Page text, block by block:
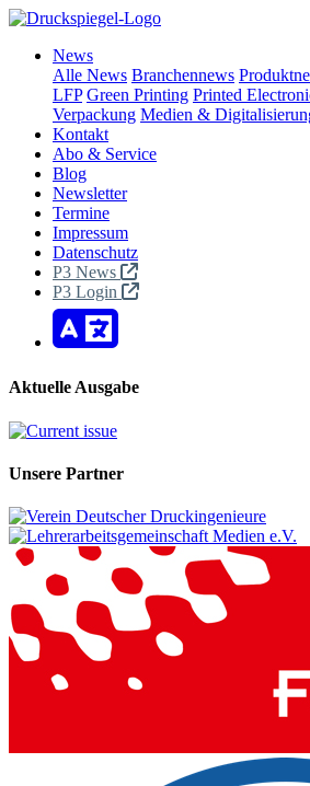
News
Alle News Branchennews
LFP Green Printing Printed
Verpackung Medien &
Kontakt
Abo & Service
Blog
Newsletter
Termine
Impressum
Datenschutz
P3 News
P3 Login
Aktuelle Ausgabe
Unsere Partner